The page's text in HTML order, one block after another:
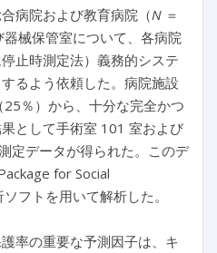
病院および教育病院（N ＝
械保管室について、各病院
止時測定法）義務的システ
るよう依頼した。病院施設
％）から、十分な完全かつ
として手術室 101 室および
定データが得られた。このデ
for Social
フトを用いて解析した。
率の重要な予測因子は、キ